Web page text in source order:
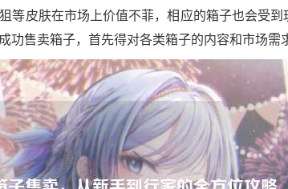
等皮肤在市场上价值不菲，相应的箱子也会受
售卖箱子，首先得对各类箱子的内容和市场需